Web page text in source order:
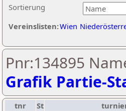
Sortierung
Vereinslisten:Wien
Pnr:134895
Grafik Partie-
tnr St